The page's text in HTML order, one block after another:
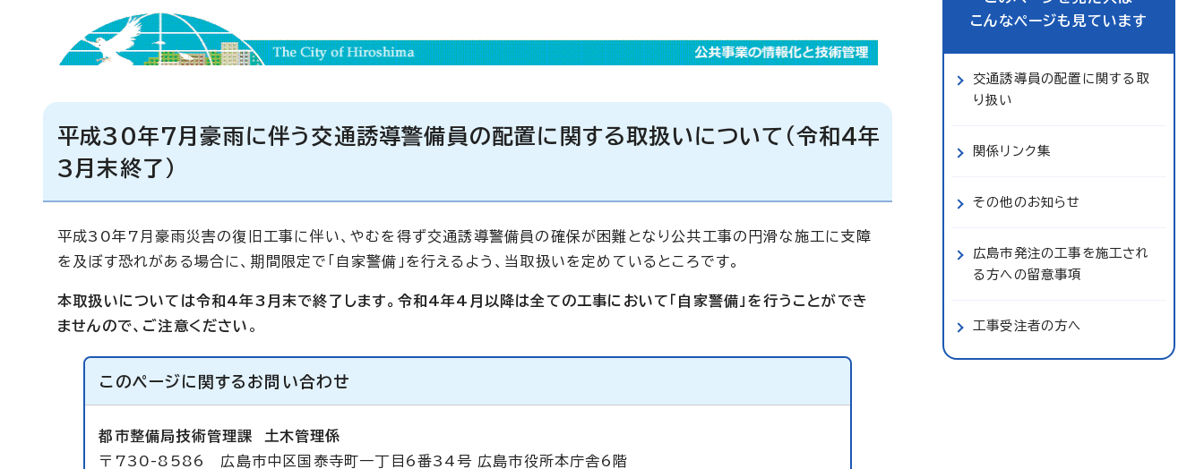
平成30年7月豪雨に伴う交通誘導警備員の配置に関する取扱いについて（令和4年
3月末終了）
平成30年7月豪雨災害の復旧工事に伴い、やむを得ず交通誘導警備員の確保が困難となり公共工事の円滑な施工に支障
を及ぼす恐れがある場合に、期間限定で「自家警備」を行えるよう、当取扱いを定めているところです。
本取扱いについては令和4年3月末で終了します。令和4年4月以降は全ての工事において「自家警備」を行うことができ
ませんので、ご注意ください 。
このページに関する お問い合わせ
都市整備局技術管理課 土木管理係
〒730-8586 広島市中区国泰寺町一丁目6番34号 広島市役所本庁舎6階
こんなページも見ています
交通誘導員の配置に関する取
り扱い
関係リンク集
その他のお知らせ
広島市発注の工事を施工され
る方への留意事項
工事受注者の方へ